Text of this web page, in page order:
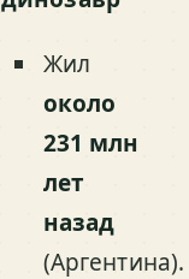
Жил
около
231 млн
лет
назад
(Аргентина).